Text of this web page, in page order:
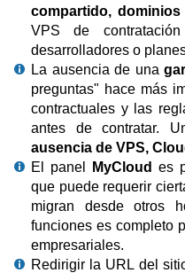
compartido,
VPS de
desarrolladores o
La ausencia de una
preguntas" hace más
contractuales y las
antes de contratar.
ausencia de VPS,
El panel
MyCloud es
que puede requerir
migran desde otros
funciones es completo
empresariales.
Redirigir la URL del